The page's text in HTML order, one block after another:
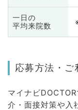
一日の
平均来院数
応募方法・ご
マイナビ
介・面接対策や入